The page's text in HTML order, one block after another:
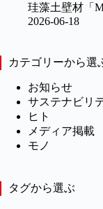
珪藻土壁材「
2026-06-18
カテゴリーから選
お知らせ
サステナビリ
ヒト
メディア掲載
モノ
タグから選ぶ